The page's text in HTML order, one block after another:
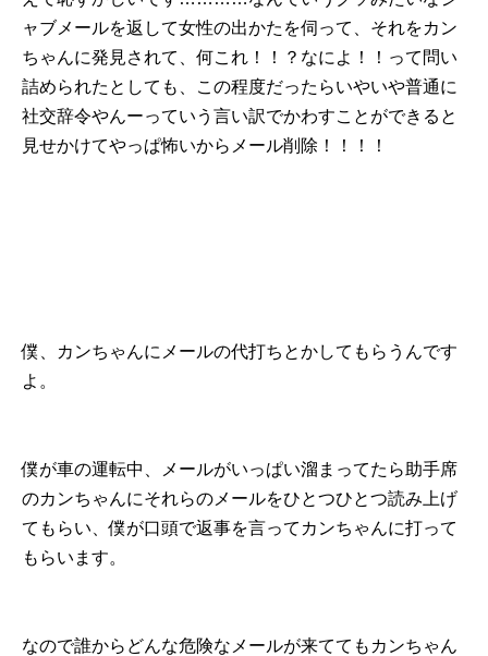
ャブメールを返して女性の出かたを伺って、それをカン
ちゃんに発見されて、何これ！！？なによ！！って問い
詰められたとしても、この程度だったらいやいや普通に
社交辞令やんーっていう言い訳でかわすことができると
見せかけてやっぱ怖いからメール削除！！！！
僕、カンちゃんにメールの代打ちとかしてもらうんです
よ。
僕が車の運転中、メールがいっぱい溜まってたら助手席
のカンちゃんにそれらのメールをひとつひとつ読み上げ
てもらい、僕が口頭で返事を言ってカンちゃんに打って
もらいます。
なので誰からどんな危険なメールが来ててもカンちゃん